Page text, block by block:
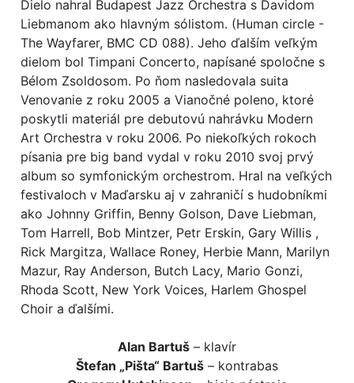
Dielo nahral Budapest Jazz Orchestra s Davidom
Liebmanom ako hlavným sólistom. (Human circle -
The Wayfarer, BMC CD 088). Jeho ďalším veľkým
dielom bol Timpani Concerto, napísané spoločne s
Bélom Zsoldosom. Po ňom nasledovala suita
Venovanie z roku 2005 a Vianočné poleno, ktoré
poskytli materiál pre debutovú nahrávku Modern
Art Orchestra v roku 2006. Po niekoľkých rokoch
písania pre big band vydal v roku 2010 svoj prvý
album so symfonickým orchestrom. Hral na veľkých
festivaloch v Maďarsku aj v zahraničí s hudobníkmi
ako Johnny Griffin, Benny Golson, Dave Liebman,
Tom Harrell, Bob Mintzer, Petr Erskin, Gary Willis ,
Rick Margitza, Wallace Roney, Herbie Mann, Marilyn
Mazur, Ray Anderson, Butch Lacy, Mario Gonzi,
Rhoda Scott, New York Voices, Harlem Ghospel
Choir a ďalšími.
Alan Bartuš – klavír
Štefan „Pišta“ Bartuš – kontrabas